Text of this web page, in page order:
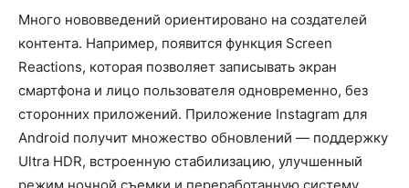
Много нововведений ориентировано на создателей
контента. Например, появится функция Screen
Reactions, которая позволяет записывать экран
смартфона и лицо пользователя одновременно, без
сторонних приложений. Приложение Instagram для
Android получит множество обновлений — поддержку
Ultra HDR, встроенную стабилизацию, улучшенный